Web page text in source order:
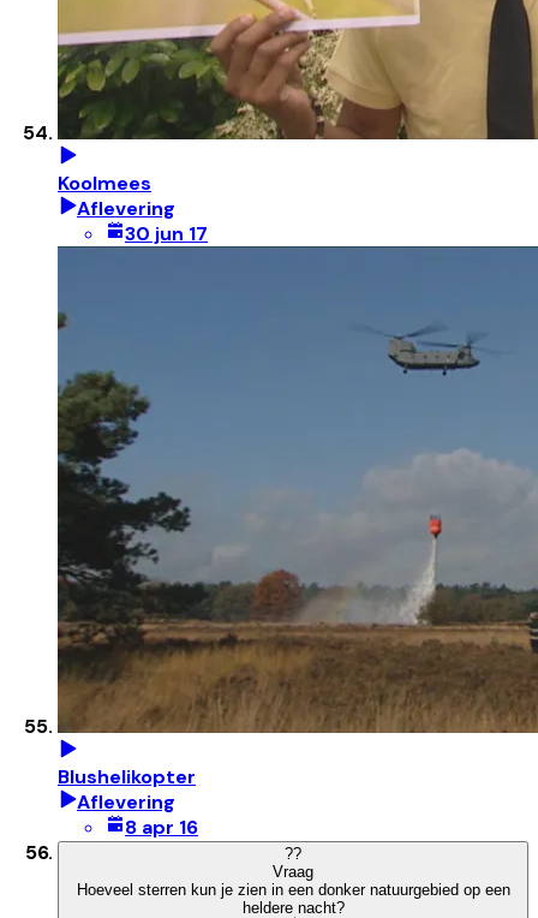
Koolmees
Aflevering
30 jun 17
Blushelikopter
Aflevering
8 apr 16
??
Vraag
Hoeveel sterren kun je zien in een donker natuurgebied op een
heldere nacht?